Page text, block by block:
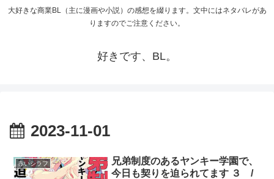
大好きな商業BL（主に漫画や小説）の感想を綴ります。文中にはネタバレがあ
りますのでご注意ください。
好きです、BL。
2023-11-01
赤いシラフ
兄弟制度のあるヤンキー学園で、
今日も契りを迫られてます ３ /